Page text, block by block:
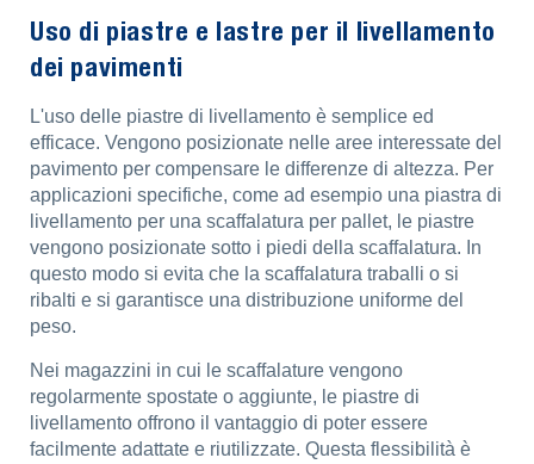
Uso di piastre e lastre per il livellamento
dei pavimenti
L'uso delle piastre di livellamento è semplice ed
efficace. Vengono posizionate nelle aree interessate del
pavimento per compensare le differenze di altezza. Per
applicazioni specifiche, come ad esempio una piastra di
livellamento per una scaffalatura per pallet, le piastre
vengono posizionate sotto i piedi della scaffalatura. In
questo modo si evita che la scaffalatura traballi o si
ribalti e si garantisce una distribuzione uniforme del
peso.
Nei magazzini in cui le scaffalature vengono
regolarmente spostate o aggiunte, le piastre di
livellamento offrono il vantaggio di poter essere
facilmente adattate e riutilizzate. Questa flessibilità è